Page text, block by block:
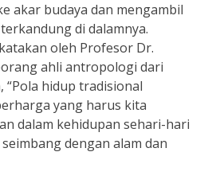
akar budaya dan mengambil
di dalamnya.
oleh Profesor Dr.
ahli antropologi dari
“Pola hidup tradisional
yang harus kita
dalam kehidupan sehari-hari
dengan alam dan